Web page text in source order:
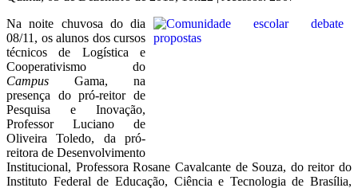
Na noite chuvosa do dia
08/11, os alunos dos cursos
técnicos de Logística e
Cooperativismo do
Campus Gama, na
presença do pró-reitor de
Pesquisa e Inovação,
Professor Luciano de
Oliveira Toledo, da pró-
reitora de Desenvolvimento
Institucional, Professora Rosane Cavalcante de Souza, do reitor do
Instituto Federal de Educação, Ciência e Tecnologia de Brasília,